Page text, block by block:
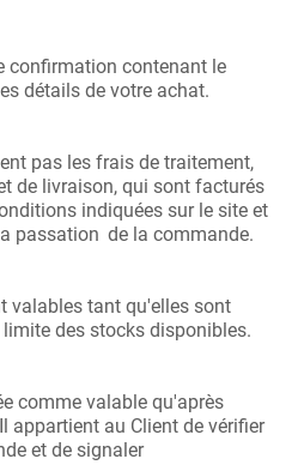
confirmation contenant le
détails de votre achat.
pas les frais de traitement,
de livraison, qui sont facturés
indiquées sur le site et
passation de la commande.
valables tant qu'elles sont
des stocks disponibles.
comme valable qu'après
appartient au Client de vérifier
et de signaler